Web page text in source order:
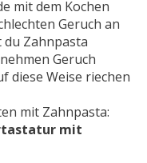
mit dem Kochen
Geruch an
Zahnpasta
Geruch
diese Weise riechen
mit Zahnpasta:
mit